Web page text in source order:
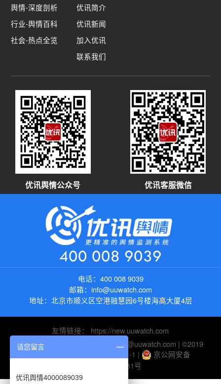
舆情-深度剖析
行业-舆情百科
社会-热点全览
优讯简介
优讯新闻
加入优讯
联系我们
优讯舆情公众号 优讯客服微信
400 008 9039
电话： 400 008 9039
邮箱： info@uuwatch.com
地址： 北京市顺义区空港融慧园6号楼海高大厦4层
友情链接： https://new.uuwatch.com
电话：010-82895510 | 邮箱：help@uuwatch.com | ©2019
UUWatch-
京ICP备10045116号-1 |
京公网安备
11010802026281号
请您留言
优讯舆情4000089039